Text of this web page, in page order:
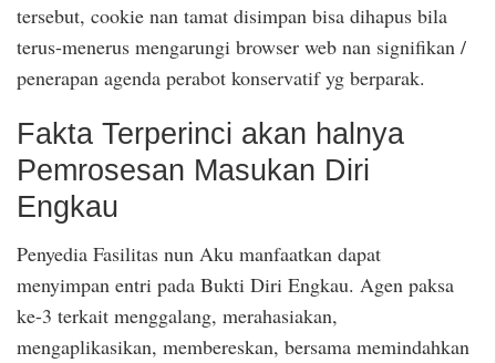
tersebut, cookie nan tamat disimpan bisa dihapus bila
terus-menerus mengarungi browser web nan signifikan /
penerapan agenda perabot konservatif yg berparak.
Fakta Terperinci akan halnya
Pemrosesan Masukan Diri
Engkau
Penyedia Fasilitas nun Aku manfaatkan dapat
menyimpan entri pada Bukti Diri Engkau. Agen paksa
ke-3 terkait menggalang, merahasiakan,
mengaplikasikan, membereskan, bersama memindahkan